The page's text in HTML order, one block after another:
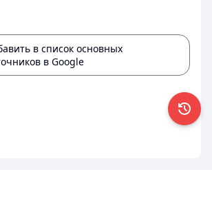
в список основных
в Google